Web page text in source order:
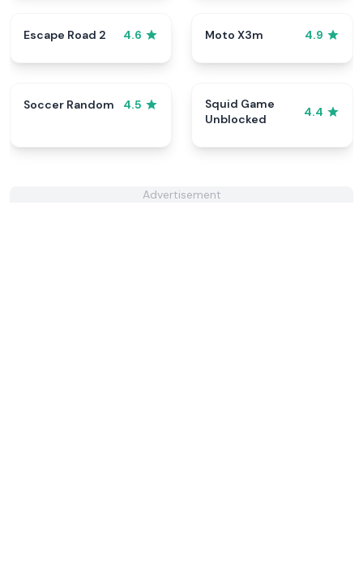
Escape Road 2 4.6 Moto X3m 4.9
Soccer Random 4.5
Squid Game
Unblocked
4.4
Advertisement